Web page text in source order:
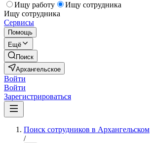
Ищу работу
Ищу сотрудника
Ищу сотрудника
Сервисы
Помощь
Ещё
Поиск
Архангельское
Войти
Войти
Зарегистрироваться
Поиск сотрудников в Архангельском
/